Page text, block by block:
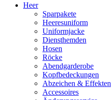
Heer
Sparpakete
Heeresuniform
Uniformjacke
Diensthemden
Hosen
Röcke
Abendgarderobe
Kopfbedeckungen
Abzeichen & Effekten
Accessoires